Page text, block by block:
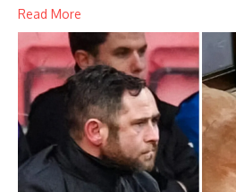
Read More